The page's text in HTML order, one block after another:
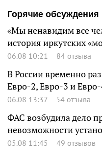
Горячие обсуждения
«Мы ненавидим все
история иркутских
06.08 10:21 84 отзыва
В России временно
Евро-2, Евро-3 и
06.08 13:37 54 отзыва
ФАС возбудила дело
невозможности
05.08 11:45 49 отзывов